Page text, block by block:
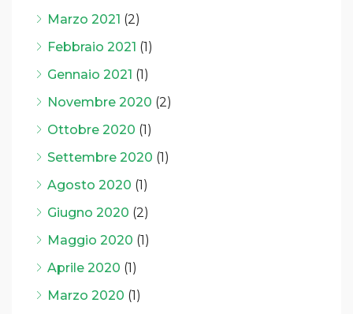
Marzo 2021 (2)
Febbraio 2021 (1)
Gennaio 2021 (1)
Novembre 2020 (2)
Ottobre 2020 (1)
Settembre 2020 (1)
Agosto 2020 (1)
Giugno 2020 (2)
Maggio 2020 (1)
Aprile 2020 (1)
Marzo 2020 (1)